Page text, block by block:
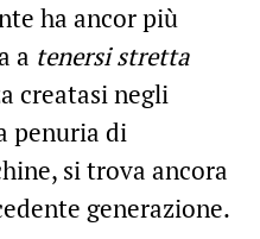
ha ancor più
a tenersi stretta
creatasi negli
penuria di
si trova ancora
generazione.